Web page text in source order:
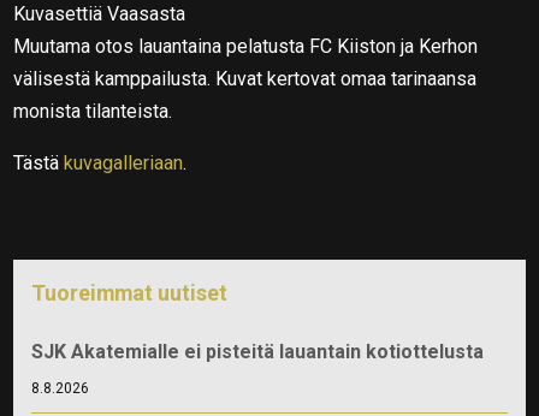
Kuvasettiä Vaasasta
Muutama otos lauantaina pelatusta FC Kiiston ja Kerhon
välisestä kamppailusta. Kuvat kertovat omaa tarinaansa
monista tilanteista.
Tästäkuvagalleriaan.
Tuoreimmat uutiset
SJK Akatemialle ei pisteitä lauantain kotiottelusta
8.8.2026